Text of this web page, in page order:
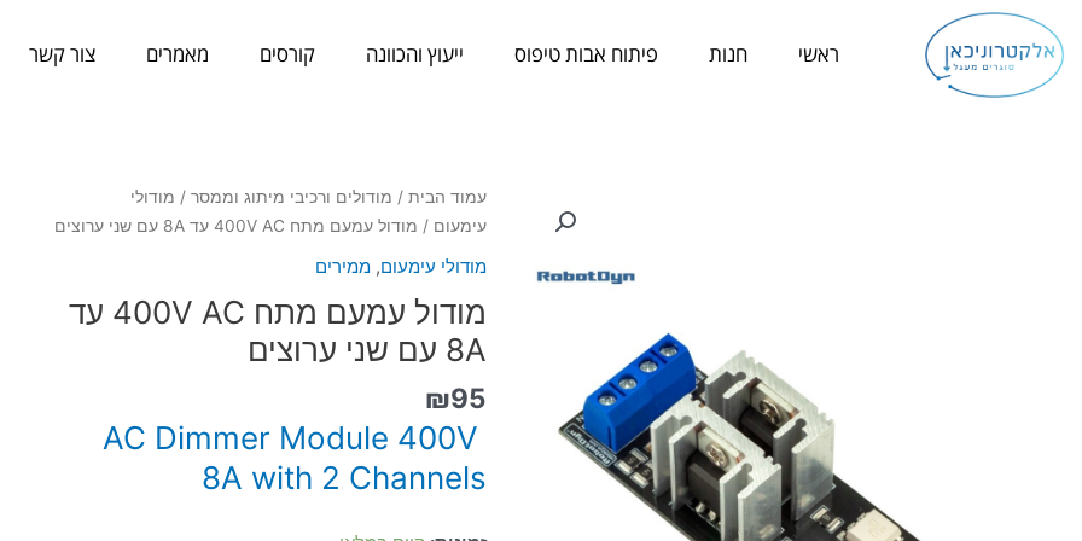
לתוכן
ראשי חנות פיתוח אבות טיפוס ייעוץ והכוונה קורסים מאמרים צור קשר
עמוד הבית/ מודולים ורכיבי מיתוג וממסר/ מודולי
עימעום / מודול עמעם מתח 400V AC עד 8A עם שני ערוצים
מודולי עימעום, ממירים
מודול עמעם מתח 400V AC עד
8A עם שני ערוצים
₪95
AC Dimmer Module 400V
8A with 2 Channels
כמות
של
מודול
מתח
400V
AC
עד
8A
עם
שני